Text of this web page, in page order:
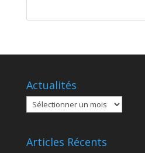
Actualités
Actualités
Articles Récents